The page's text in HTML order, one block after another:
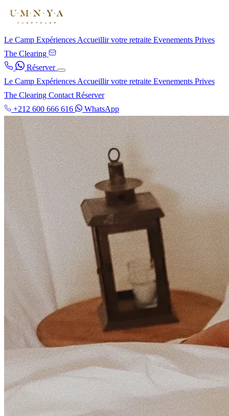
Le Camp Expériences Accueillir votre retraite Evenements Prives
The Clearing
Réserver
Le Camp Expériences Accueillir votre retraite Evenements Prives
The Clearing Contact Réserver
+212 600 666 616
WhatsApp